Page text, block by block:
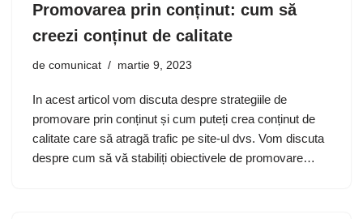
Promovarea prin conținut: cum să
creezi conținut de calitate
de comunicat martie 9, 2023
In acest articol vom discuta despre strategiile de
promovare prin conținut și cum puteți crea conținut de
calitate care să atragă trafic pe site-ul dvs. Vom discuta
despre cum să vă stabiliți obiectivele de promovare…